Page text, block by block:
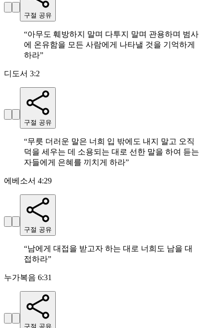
구절 공유
“아무도 훼방하지 말며 다투지 말며 관용하며 범사
에 온유함을 모든 사람에게 나타낼 것을 기억하게
하라”
디도서 3:2
구절 공유
“무릇 더러운 말은 너희 입 밖에도 내지 말고 오직
덕을 세우는 데 소용되는 대로 선한 말을 하여 듣는
자들에게 은혜를 끼치게 하라”
에베소서 4:29
구절 공유
“남에게 대접을 받고자 하는 대로 너희도 남을 대
접하라”
누가복음 6:31
구절 공유